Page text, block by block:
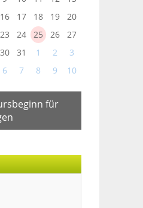
16 17 18 19
20
23 24 25 26
27
30 31 1 2
3
6 7 8 9 10
für